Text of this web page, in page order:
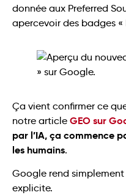
donnée aux Preferred
apercevoir des badges «
Ça vient confirmer ce
notre article GEO sur
par l’IA, ça commence
les humains.
Google rend
explicite.